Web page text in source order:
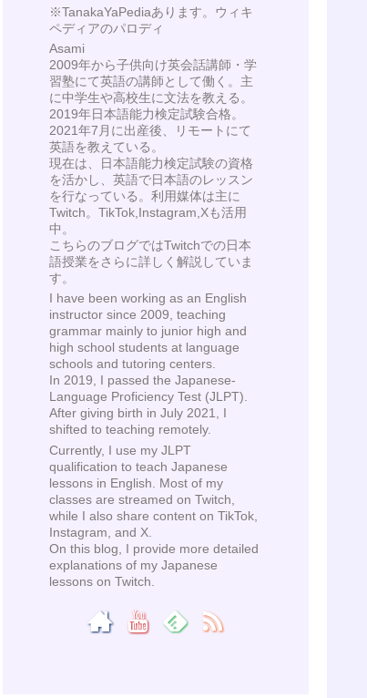
※TanakaYaPediaあります。ウィキ
ペディアのパロディ
Asami
2009年から子供向け英会話講師・学
習塾にて英語の講師として働く。主
に中学生や高校生に文法を教える。
2019年日本語能力検定試験合格。
2021年7月に出産後、リモートにて
英語を教えている。
現在は、日本語能力検定試験の資格
を活かし、英語で日本語のレッスン
を行なっている。利用媒体は主に
Twitch。TikTok,Instagram,Xも活用
中。
こちらのブログではTwitchでの日本
語授業をさらに詳しく解説していま
す。
I have been working as an English
instructor since 2009, teaching
grammar mainly to junior high and
high school students at language
schools and tutoring centers.
In 2019, I passed the Japanese-
Language Proficiency Test (JLPT).
After giving birth in July 2021, I
shifted to teaching remotely.
Currently, I use my JLPT
qualification to teach Japanese
lessons in English. Most of my
classes are streamed on Twitch,
while I also share content on TikTok,
Instagram, and X.
On this blog, I provide more detailed
explanations of my Japanese
lessons on Twitch.